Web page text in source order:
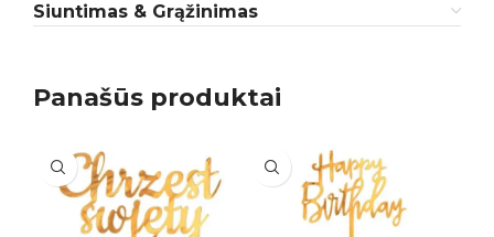
Siuntimas & Grąžinimas
Panašūs produktai